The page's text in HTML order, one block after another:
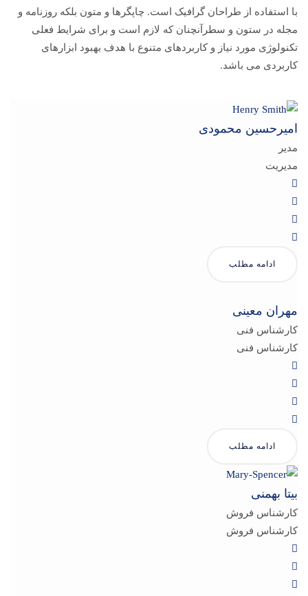
با استفاده از طراحان گرافیک است. چاپگرها و متون بلکه روزنامه و
مجله در ستون و سطرآنچنان که لازم است و برای شرایط فعلی
تکنولوژی مورد نیاز و کاربردهای متنوع با هدف بهبود ابزارهای
کاربردی می باشد.
امیرحسین محمودی
مدیر
مدیریت
ادامه مطلب
مهران معینی
کارشناس فنی
کارشناس فنی
ادامه مطلب
بیتا بهمنی
کارشناس فروش
کارشناس فروش